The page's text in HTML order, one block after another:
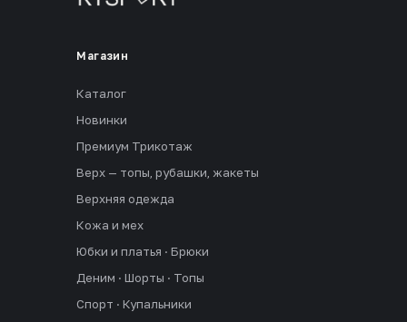
Магазин
Каталог
Новинки
Премиум Трикотаж
Верх — топы, рубашки, жакеты
Верхняя одежда
Кожа и мех
Юбки и платья · Брюки
Деним · Шорты · Топы
Спорт · Купальники